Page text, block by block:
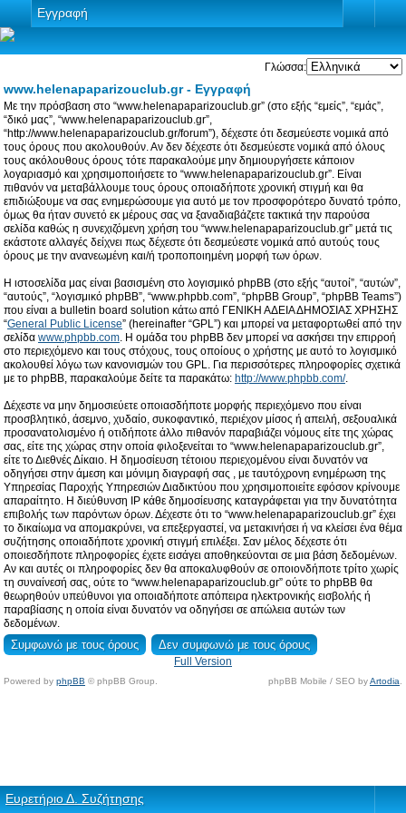
Εγγραφή
Γλώσσα:
www.helenapaparizouclub.gr - Εγγραφή
Με την πρόσβαση στο “www.helenapaparizouclub.gr” (στο εξής “εμείς”, “εμάς”,
“δικό μας”, “www.helenapaparizouclub.gr”,
“http://www.helenapaparizouclub.gr/forum”), δέχεστε ότι δεσμεύεστε νομικά από
τους όρους που ακολουθούν. Αν δεν δέχεστε ότι δεσμεύεστε νομικά από όλους
τους ακόλουθους όρους τότε παρακαλούμε μην δημιουργήσετε κάποιον
λογαριασμό και χρησιμοποιήσετε το “www.helenapaparizouclub.gr”. Είναι
πιθανόν να μεταβάλλουμε τους όρους οποιαδήποτε χρονική στιγμή και θα
επιδιώξουμε να σας ενημερώσουμε για αυτό με τον προσφορότερο δυνατό τρόπο,
όμως θα ήταν συνετό εκ μέρους σας να ξαναδιαβάζετε τακτικά την παρούσα
σελίδα καθώς η συνεχιζόμενη χρήση του “www.helenapaparizouclub.gr” μετά τις
εκάστοτε αλλαγές δείχνει πως δέχεστε ότι δεσμεύεστε νομικά από αυτούς τους
όρους με την ανανεωμένη και/ή τροποποιημένη μορφή των όρων.
Η ιστοσελίδα μας είναι βασισμένη στο λογισμικό phpBB (στο εξής “αυτοί”, “αυτών”,
“αυτούς”, “λογισμικό phpBB”, “www.phpbb.com”, “phpBB Group”, “phpBB Teams”)
που είναι a bulletin board solution κάτω από ΓΕΝΙΚΗ ΑΔΕΙΑ ΔΗΜΟΣΙΑΣ ΧΡΗΣΗΣ
“General Public License” (hereinafter “GPL”) και μπορεί να μεταφορτωθεί από την
σελίδα www.phpbb.com. Η ομάδα του phpBB δεν μπορεί να ασκήσει την επιρροή
στο περιεχόμενο και τους στόχους, τους οποίους ο χρήστης με αυτό το λογισμικό
ακολουθεί λόγω των κανονισμών του GPL. Για περισσότερες πληροφορίες σχετικά
με το phpBB, παρακαλούμε δείτε τα παρακάτω: http://www.phpbb.com/.
Δέχεστε να μην δημοσιεύετε οποιασδήποτε μορφής περιεχόμενο που είναι
προσβλητικό, άσεμνο, χυδαίο, συκοφαντικό, περιέχον μίσος ή απειλή, σεξουαλικά
προσανατολισμένο ή οτιδήποτε άλλο πιθανόν παραβιάζει νόμους είτε της χώρας
σας, είτε της χώρας στην οποία φιλοξενείται το “www.helenapaparizouclub.gr”,
είτε το Διεθνές Δίκαιο. Η δημοσίευση τέτοιου περιεχομένου είναι δυνατόν να
οδηγήσει στην άμεση και μόνιμη διαγραφή σας , με ταυτόχρονη ενημέρωση της
Υπηρεσίας Παροχής Υπηρεσιών Διαδικτύου που χρησιμοποιείτε εφόσον κρίνουμε
απαραίτητο. Η διεύθυνση IP κάθε δημοσίευσης καταγράφεται για την δυνατότητα
επιβολής των παρόντων όρων. Δέχεστε ότι το “www.helenapaparizouclub.gr” έχει
το δικαίωμα να απομακρύνει, να επεξεργαστεί, να μετακινήσει ή να κλείσει ένα θέμα
συζήτησης οποιαδήποτε χρονική στιγμή επιλέξει. Σαν μέλος δέχεστε ότι
οποιεσδήποτε πληροφορίες έχετε εισάγει αποθηκεύονται σε μια βάση δεδομένων.
Αν και αυτές οι πληροφορίες δεν θα αποκαλυφθούν σε οποιονδήποτε τρίτο χωρίς
τη συναίνεσή σας, ούτε το “www.helenapaparizouclub.gr” ούτε το phpBB θα
θεωρηθούν υπεύθυνοι για οποιαδήποτε απόπειρα ηλεκτρονικής εισβολής ή
παραβίασης η οποία είναι δυνατόν να οδηγήσει σε απώλεια αυτών των
δεδομένων.
Full Version
Powered by phpBB © phpBB Group. phpBB Mobile / SEO byArtodia
Ευρετήριο Δ. Συζήτησης